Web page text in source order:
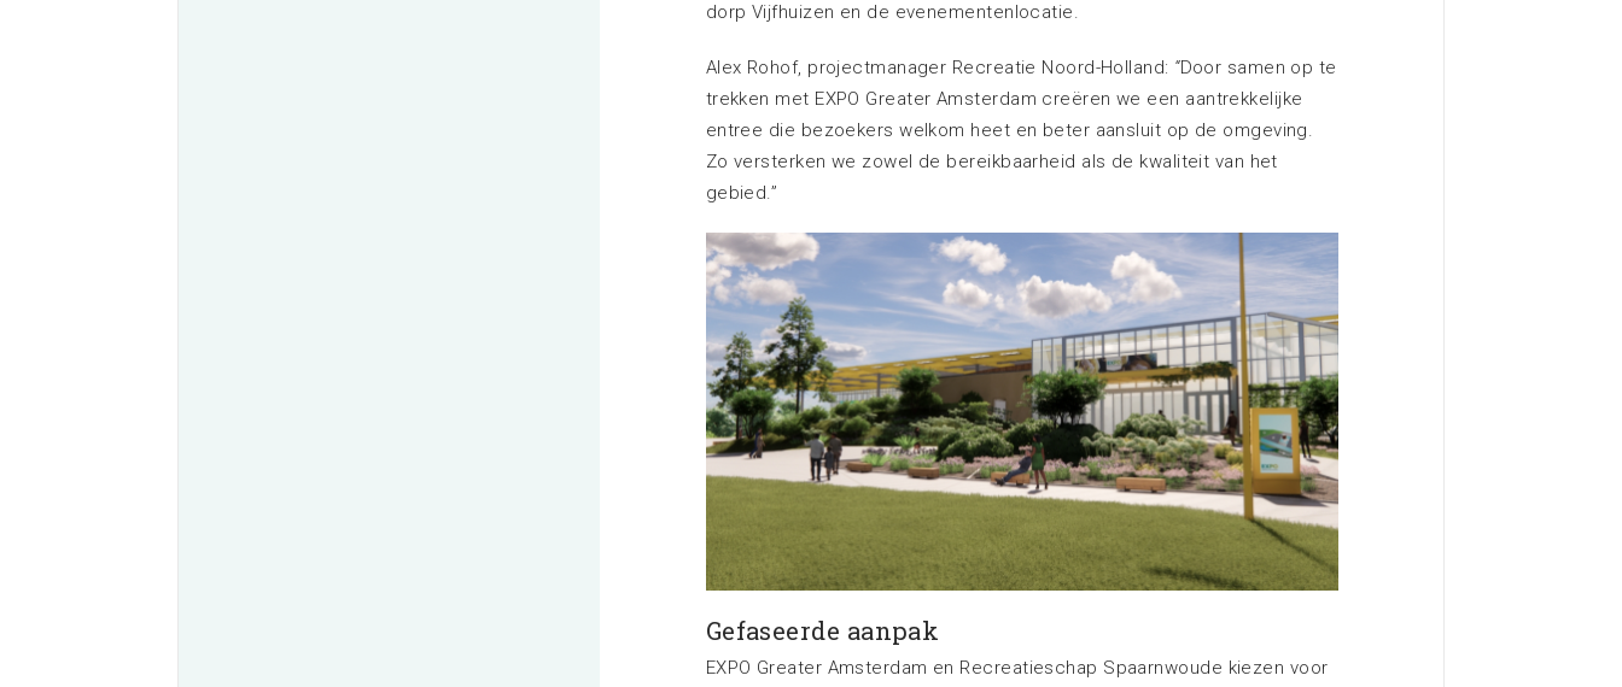
dorp Vijfhuizen en de evenementenlocatie.
Alex Rohof, projectmanager Recreatie Noord-Holland: “Door samen op te
trekken met EXPO Greater Amsterdam creëren we een aantrekkelijke
entree die bezoekers welkom heet en beter aansluit op de omgeving.
Zo versterken we zowel de bereikbaarheid als de kwaliteit van het
gebied.”
Gefaseerde aanpak
EXPO Greater Amsterdam en Recreatieschap Spaarnwoude kiezen voor